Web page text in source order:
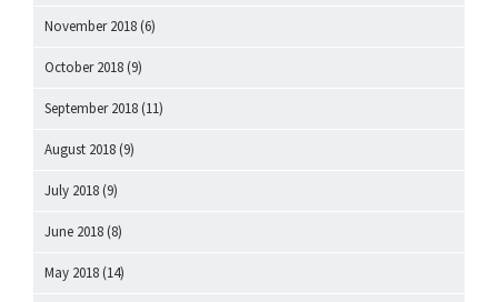
November 2018 (6)
October 2018 (9)
September 2018 (11)
August 2018 (9)
July 2018 (9)
June 2018 (8)
May 2018 (14)